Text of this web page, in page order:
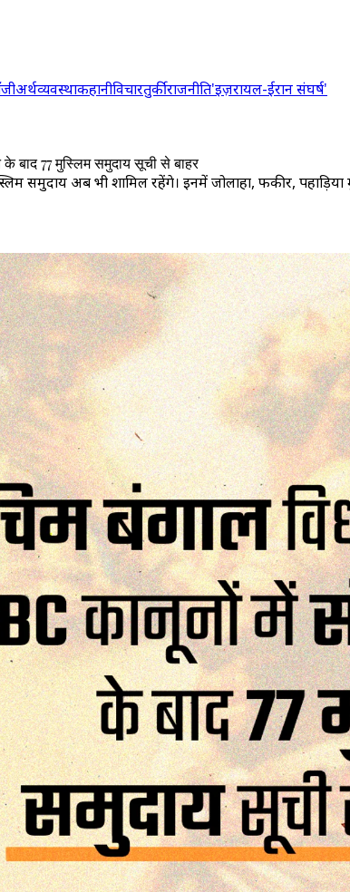
अर्थव्यवस्थाकहानीविचारतुर्कीराजनीति'इज़रायल-ईरान संघर्ष'
बाद 77 मुस्लिम समुदाय सूची से बाहर
समुदाय अब भी शामिल रहेंगे। इनमें जोलाहा, फकीर,